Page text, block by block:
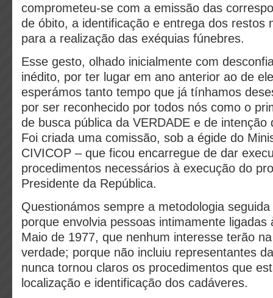
comprometeu-se com a emissão das
de óbito, a identificação e entrega dos restos
para a realização das exéquias fúnebres.
Esse gesto, olhado inicialmente com
inédito, por ter lugar em ano anterior ao de
esperámos tanto tempo que já tínhamos
por ser reconhecido por todos nós como o
de busca pública da VERDADE e de intenção
Foi criada uma comissão, sob a égide do
CIVICOP – que ficou encarregue de dar
procedimentos necessários à execução do
Presidente da República.
Questionámos sempre a metodologia
porque envolvia pessoas intimamente ligadas
Maio de 1977, que nenhum interesse terão
verdade; porque não incluiu representantes
nunca tornou claros os procedimentos que
localização e identificação dos cadáveres.